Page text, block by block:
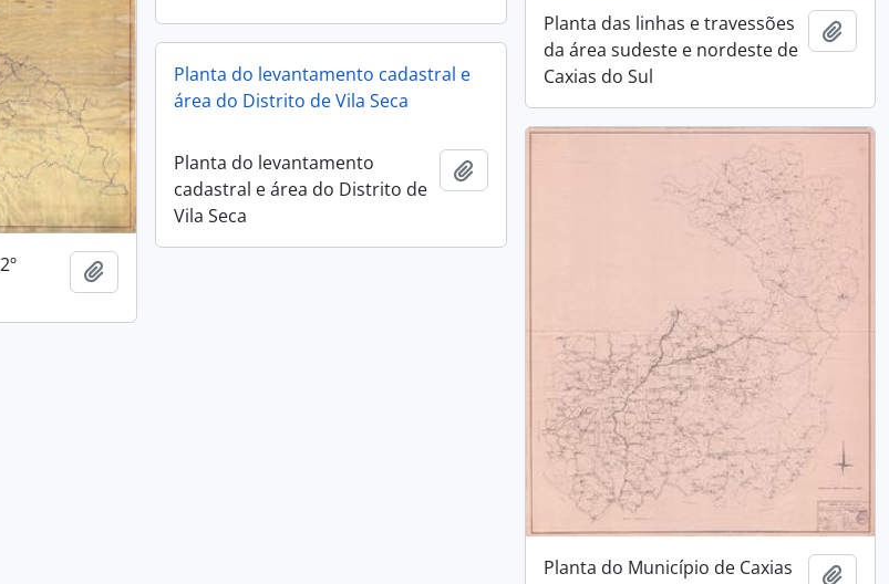
Planta das linhas e travessões
da área sudeste e nordeste de
Caxias do Sul
Planta do levantamento cadastral e
área do Distrito de Vila Seca
Planta do levantamento
cadastral e área do Distrito de
Vila Seca
Adicionar a área de transferência
Planta do Município de Caxias